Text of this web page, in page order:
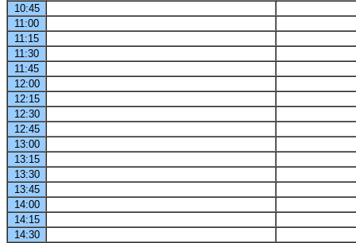
10:45
11:00
11:15
11:30
11:45
12:00
12:15
12:30
12:45
13:00
13:15
13:30
13:45
14:00
14:15
14:30